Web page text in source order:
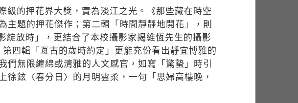
的押花界大獎，實為淡江之光。《那些藏在時空
主題的押花傑作；第二輯「時間靜靜地開花」，則
放時」，更結合了本校攝影家揭維恆先生的攝影
四輯「亙古的歲時約定」更能充份看出靜宜博雅的
們無限纏綿或清雅的人文感官，如寫「驚蟄」時引
鉉〈春分日〉的月明雲柔，一句「思婦高樓晚，